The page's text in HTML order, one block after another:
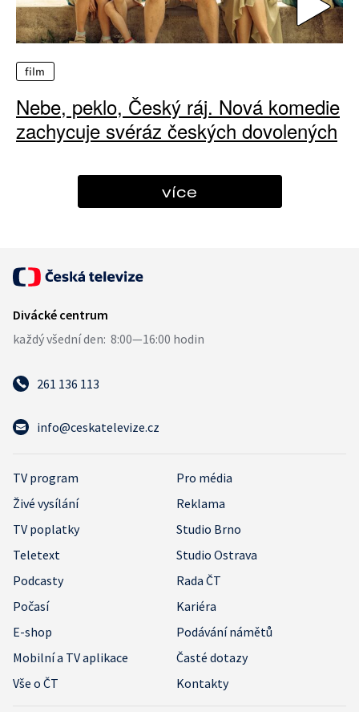
film
Nebe, peklo, Český ráj. Nová komedie
zachycuje svéráz českých dovolených
více
261 136 113
info@ceskatelevize.cz
TV program
Pro média
Živé vysílání
Reklama
TV poplatky
Studio Brno
Teletext
Studio Ostrava
Podcasty
Rada ČT
Počasí
Kariéra
E-shop
Podávání námětů
Mobilní a TV aplikace
Časté dotazy
Vše o ČT
Kontakty